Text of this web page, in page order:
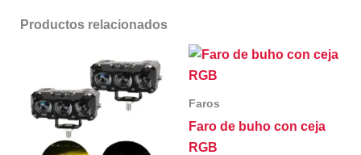
Productos relacionados
Faros
Faro de buho con ceja
RGB